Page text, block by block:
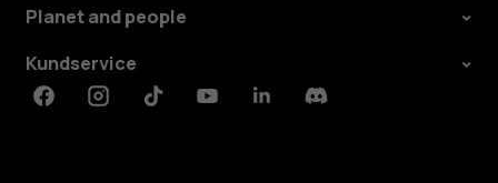
Planet and people
Kundservice
FacebookInstagramTiktokYoutubeLinkedinDiscord